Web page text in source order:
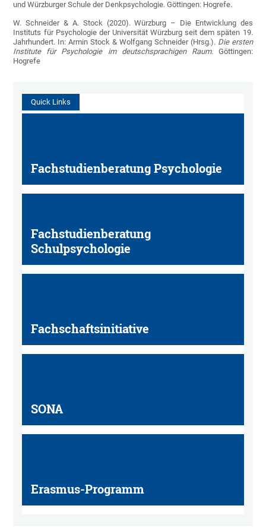
und Würzburger Schule der Denkpsychologie. Göttingen: Hogrefe.
W. Schneider & A. Stock (2020). Würzburg – Die Entwicklung des
Instituts für Psychologie der Universität Würzburg seit dem späten 19.
Jahrhundert. In: Armin Stock & Wolfgang Schneider (Hrsg.). Die ersten
Institute für Psychologie im deutschsprachigen Raum. Göttingen:
Hogrefe
Quick Links
Fachstudienberatung Psychologie
Fachstudienberatung
Schulpsychologie
Fachschaftsinitiative
SONA
Erasmus-Programm